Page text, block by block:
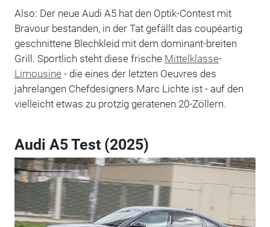
Also: Der neue Audi A5 hat den Optik-Contest mit
Bravour bestanden, in der Tat gefällt das coupéartig
geschnittene Blechkleid mit dem dominant-breiten
Grill. Sportlich steht diese frische Mittelklasse-
Limousine - die eines der letzten Oeuvres des
jahrelangen Chefdesigners Marc Lichte ist - auf den
vielleicht etwas zu protzig geratenen 20-Zöllern.
Audi A5 Test (2025)